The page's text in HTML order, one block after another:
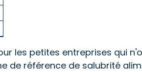
les petites entreprises qui
référence de salubrité